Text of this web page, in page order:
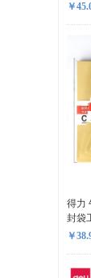
￥
得力
封袋
￥